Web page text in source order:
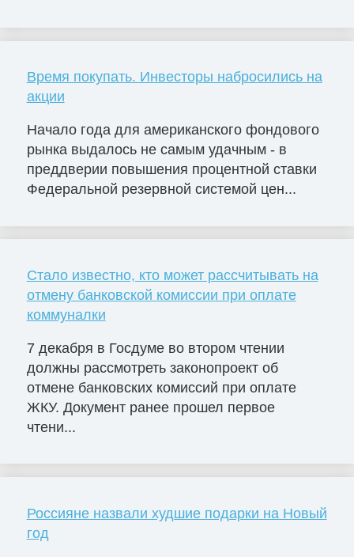
Время покупать. Инвесторы набросились на
акции
Начало года для американского фондового
рынка выдалось не самым удачным - в
преддверии повышения процентной ставки
Федеральной резервной системой цен...
Стало известно, кто может рассчитывать на
отмену банковской комиссии при оплате
коммуналки
7 декабря в Госдуме во втором чтении
должны рассмотреть законопроект об
отмене банковских комиссий при оплате
ЖКУ. Документ ранее прошел первое
чтени...
Россияне назвали худшие подарки на Новый
год